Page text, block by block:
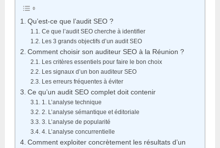
Qu’est-ce que l’audit SEO ?
Ce que l’audit SEO cherche à identifier
Les 3 grands objectifs d’un audit SEO
Comment choisir son auditeur SEO à la Réunion ?
Les critères essentiels pour faire le bon choix
Les signaux d’un bon auditeur SEO
Les erreurs fréquentes à éviter
Ce qu’un audit SEO complet doit contenir
1. L’analyse technique
2. L’analyse sémantique et éditoriale
3. L’analyse de popularité
4. L’analyse concurrentielle
Comment exploiter concrètement les résultats d’un